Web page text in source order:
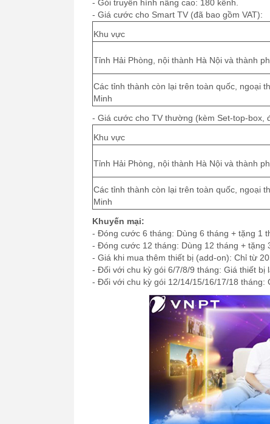
- Gói truyền hình nâng cao: 180 kênh.
- Giá cước cho Smart TV (đã bao gồm VAT):
Khu vực
Tỉnh Hải Phòng, nội thành Hà Nội và thành
Các tỉnh thành còn lại trên toàn quốc, ngoại
Minh
- Giá cước cho TV thường (kèm Set-top-box,
Khu vực
Tỉnh Hải Phòng, nội thành Hà Nội và thành
Các tỉnh thành còn lại trên toàn quốc, ngoại
Minh
Khuyến mại:
- Đóng cước 6 tháng: Dùng 6 tháng + tặng 1
- Đóng cước 12 tháng: Dùng 12 tháng + tặng
- Giá khi mua thêm thiết bị (add-on): Chỉ từ
- Đối với chu kỳ gói 6/7/8/9 tháng: Giá thiết bị
- Đối với chu kỳ gói 12/14/15/16/17/18 tháng: